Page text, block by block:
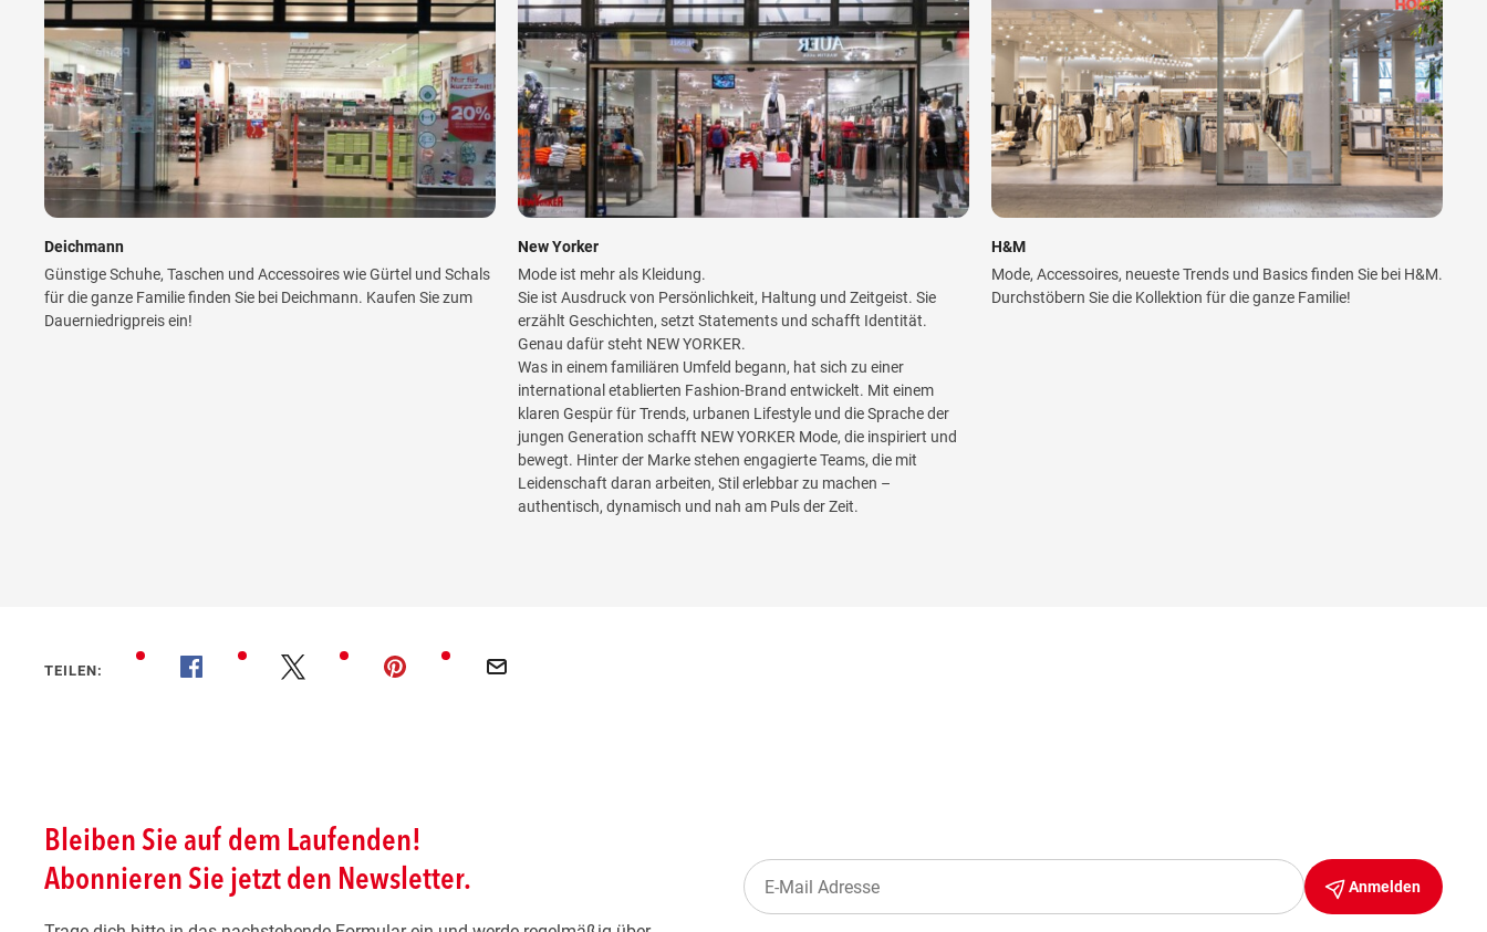
Deichmann
Günstige Schuhe, Taschen und Accessoires wie Gürtel und Schals
für die ganze Familie finden Sie bei Deichmann. Kaufen Sie zum
Dauerniedrigpreis ein!
New Yorker
Mode ist mehr als Kleidung.
Sie ist Ausdruck von Persönlichkeit, Haltung und Zeitgeist. Sie
erzählt Geschichten, setzt Statements und schafft Identität.
Genau dafür steht NEW YORKER.
Was in einem familiären Umfeld begann, hat sich zu einer
international etablierten Fashion-Brand entwickelt. Mit einem
klaren Gespür für Trends, urbanen Lifestyle und die Sprache der
jungen Generation schafft NEW YORKER Mode, die inspiriert und
bewegt. Hinter der Marke stehen engagierte Teams, die mit
Leidenschaft daran arbeiten, Stil erlebbar zu machen –
authentisch, dynamisch und nah am Puls der Zeit.
H&M
Mode, Accessoires, neueste Trends und Basics finden Sie bei H&M.
Durchstöbern Sie die Kollektion für die ganze Familie!
TEILEN: